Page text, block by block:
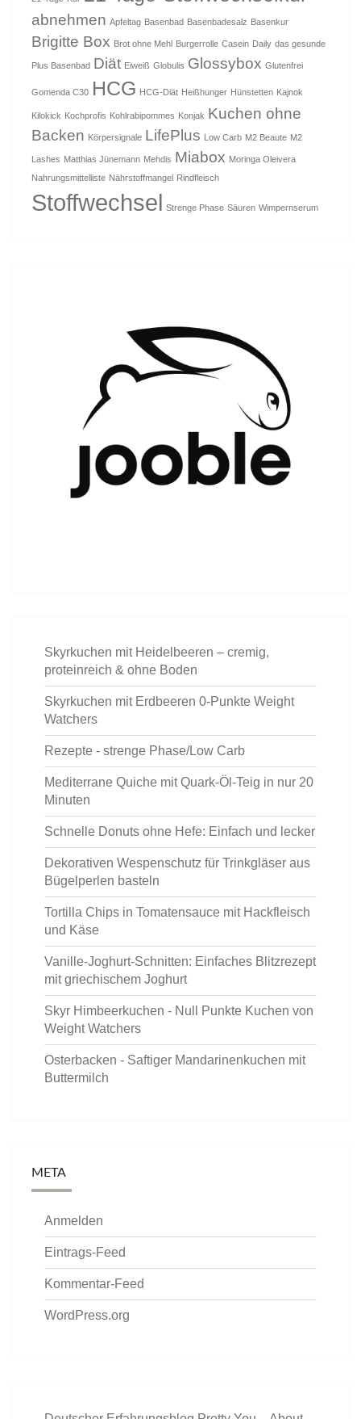
abnehmen Apfeltag Basenbad Basenbadesalz Basenkur
Brigitte Box Brot ohne Mehl Burgerrolle Casein Daily das gesunde
Plus Basenbad Diät Eiweiß Globulis Glossybox Glutenfrei
Gomenda C30 HCG HCG-Diät Heißhunger Hünstetten Kajnok
Kilokick Kochprofis Kohlrabipommes Konjak Kuchen ohne
Backen Körpersignale LifePlus Low Carb M2 Beaute M2
Lashes Matthias Jünemann Mehdis Miabox Moringa Oleivera
Nahrungsmittelliste Nährstoffmangel Rindfleisch
Stoffwechsel Strenge Phase Säuren Wimpernserum
Skyrkuchen mit Heidelbeeren – cremig,
proteinreich & ohne Boden
Skyrkuchen mit Erdbeeren 0-Punkte Weight
Watchers
Rezepte - strenge Phase/Low Carb
Mediterrane Quiche mit Quark-Öl-Teig in nur 20
Minuten
Schnelle Donuts ohne Hefe: Einfach und lecker
Dekorativen Wespenschutz für Trinkgläser aus
Bügelperlen basteln
Tortilla Chips in Tomatensauce mit Hackfleisch
und Käse
Vanille-Joghurt-Schnitten: Einfaches Blitzrezept
mit griechischem Joghurt
Skyr Himbeerkuchen - Null Punkte Kuchen von
Weight Watchers
Osterbacken - Saftiger Mandarinenkuchen mit
Buttermilch
META
Anmelden
Eintrags-Feed
Kommentar-Feed
WordPress.org